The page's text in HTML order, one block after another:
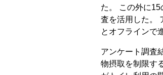
た。 この外に
査を活用した。
とオフラインで
アンケート調査
物摂取を制限す